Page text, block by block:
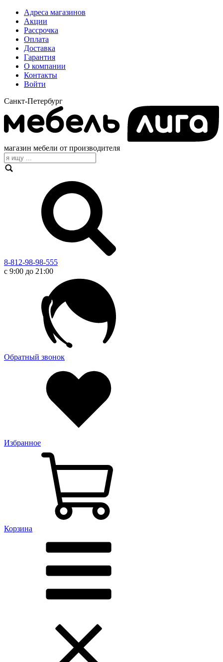
Адреса магазинов
Акции
Рассрочка
Оплата
Доставка
Гарантия
О компании
Контакты
Войти
Санкт-Петербург
магазин мебели от производителя
8-812-98-98-555
с 9:00 до 21:00
Обратный звонок
Избранное
Корзина